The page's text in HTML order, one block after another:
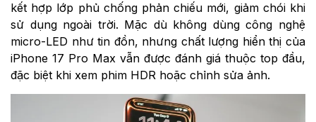
kết hợp lớp phủ chống phản chiếu mới, giảm chói khi
sử dụng ngoài trời. Mặc dù không dùng công nghệ
micro-LED như tin đồn, nhưng chất lượng hiển thị của
iPhone 17 Pro Max vẫn được đánh giá thuộc top đầu,
đặc biệt khi xem phim HDR hoặc chỉnh sửa ảnh.